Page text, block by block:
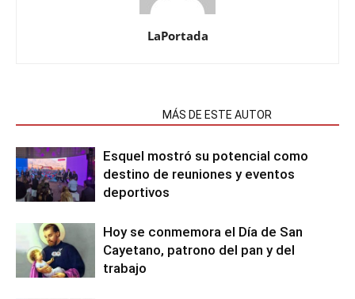
LaPortada
MÁS DE ESTE AUTOR
Esquel mostró su potencial como
destino de reuniones y eventos
deportivos
Hoy se conmemora el Día de San
Cayetano, patrono del pan y del
trabajo